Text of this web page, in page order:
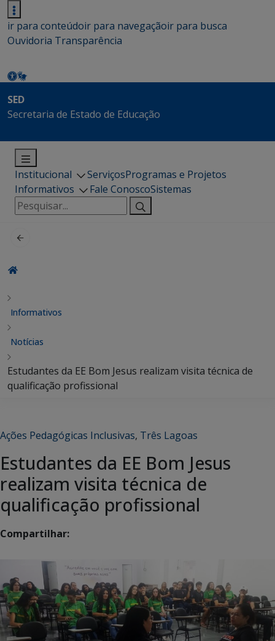
ir para conteúdoir para navegaçãoir para busca
Ouvidoria Transparência
SED
Secretaria de Estado de Educação
Institucional ServiçosProgramas e Projetos
Informativos
Fale ConoscoSistemas
Pesquisar
por:
Informativos
Notícias
Estudantes da EE Bom Jesus realizam visita técnica de
qualificação profissional
Ações Pedagógicas Inclusivas, Três Lagoas
Estudantes da EE Bom Jesus
realizam visita técnica de
qualificação profissional
Compartilhar: